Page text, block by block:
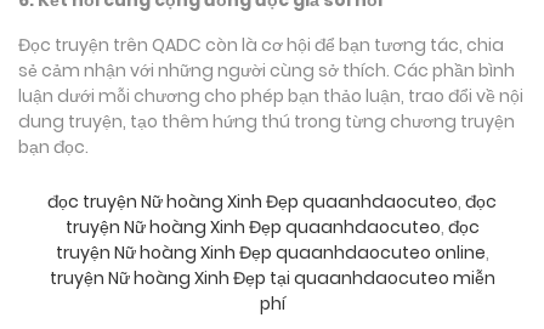
Đọc truyện trên QADC còn là cơ hội để bạn tương tác, chia
sẻ cảm nhận với những người cùng sở thích. Các phần bình
luận dưới mỗi chương cho phép bạn thảo luận, trao đổi về nội
dung truyện, tạo thêm hứng thú trong từng chương truyện
bạn đọc.
đọc truyện Nữ hoàng Xinh Đẹp quaanhdaocuteo, đọc
truyện Nữ hoàng Xinh Đẹp quaanhdaocuteo, đọc
truyện Nữ hoàng Xinh Đẹp quaanhdaocuteo online,
truyện Nữ hoàng Xinh Đẹp tại quaanhdaocuteo miễn
phí